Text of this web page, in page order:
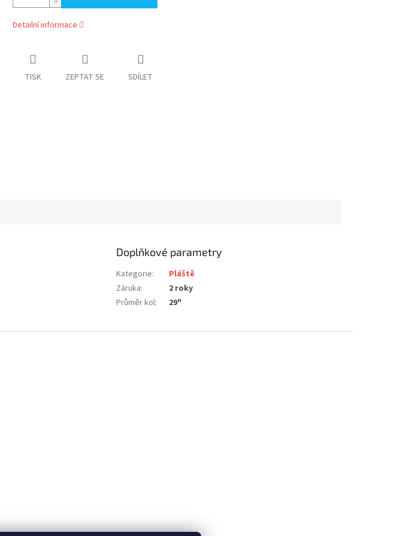
Detailní informace
TISK ZEPTAT SE SDÍLET
Doplňkové parametry
Kategorie:
Pláště
Záruka:
2 roky
Průměr kol: 29"